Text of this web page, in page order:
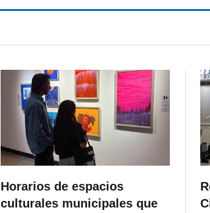
Horarios de espacios
culturales municipales que